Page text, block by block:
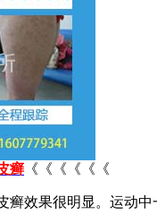
癣 《《《《《《
效果很明显。运动中